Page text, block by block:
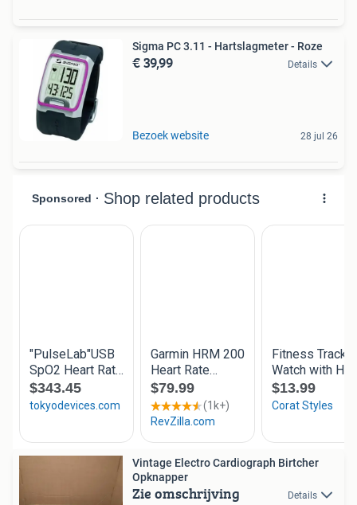
Sigma PC 3.11 - Hartslagmeter - Roze
€ 39,99 Details
Bezoek website 28 jul 26
Vintage Electro Cardiograph Birtcher
Opknapper
Zie omschrijving Details